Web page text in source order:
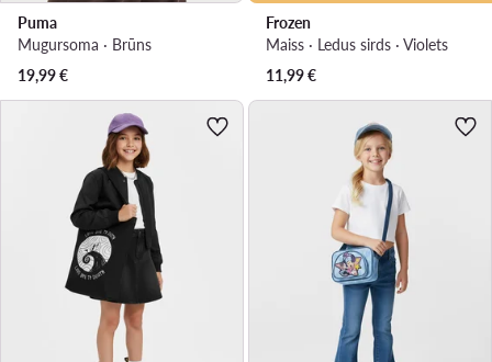
Puma
Mugursoma · Brūns
19,99€
Frozen
Maiss · Ledus sirds · Violets
11,99€